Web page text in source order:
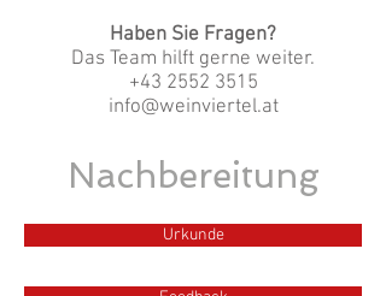
Haben Sie Fragen?
Das Team hilft gerne weiter.
+43 2552 3515
info@weinviertel.at
Nachbereitung
Urkunde